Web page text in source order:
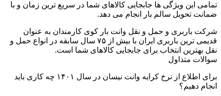
تمامی این ویژگی ها جابجایی کالاهای شما در سریع ترین زمان و با
ضمانت تحویل سالم بار انجام می دهد.
شرکت باربری و حمل و نقل وانت بار کوی کارمندان به عنوان
قدیمی ترین باربری ایران با بیش از ۷۵ سال سابقه در انواع حمل و
نقل بهترین انتخاب برای جابجایی کالاهای شما است.
سوالات متداول
برای اطلاع از نرخ کرایه وانت نیسان در سال ۱۴۰۱ چه کاری باید
انجام دهیم؟